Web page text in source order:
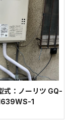
式：ノーリツ GQ-
1